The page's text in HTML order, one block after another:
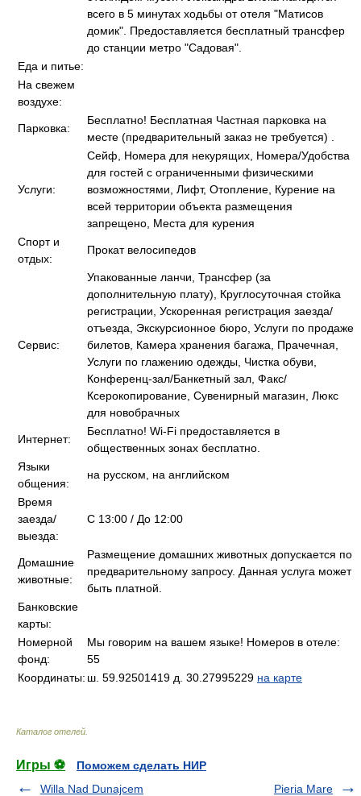
всего в 5 минутах ходьбы от отеля "Матисов
домик". Предоставляется бесплатный трансфер
до станции метро "Садовая".
Еда и питье:
На свежем
воздухе:
Парковка:
Бесплатно! Бесплатная Частная парковка на
месте (предварительный заказ не требуется) .
Услуги:
Сейф, Номера для некурящих, Номера/Удобства
для гостей с ограниченными физическими
возможностями, Лифт, Отопление, Курение на
всей территории объекта размещения
запрещено, Места для курения
Спорт и
отдых:
Прокат велосипедов
Сервис:
Упакованные ланчи, Трансфер (за
дополнительную плату), Круглосуточная стойка
регистрации, Ускоренная регистрация заезда/
отъезда, Экскурсионное бюро, Услуги по продаже
билетов, Камера хранения багажа, Прачечная,
Услуги по глажению одежды, Чистка обуви,
Конференц-зал/Банкетный зал, Факс/
Ксерокопирование, Сувенирный магазин, Люкс
для новобрачных
Интернет:
Бесплатно! Wi-Fi предоставляется в
общественных зонах бесплатно.
Языки
общения:
на русском, на английском
Время
заезда/
выезда:
C 13:00 / До 12:00
Домашние
животные:
Размещение домашних животных допускается по
предварительному запросу. Данная услуга может
быть платной.
Банковские
карты:
Номерной
фонд:
Мы говорим на вашем языке! Номеров в отеле:
55
Координаты: ш. 59.92501419 д. 30.27995229 на карте
Каталог отелей
Игры ⚽
Поможем сделать НИР
Willa Nad Dunajcem
Pieria Mare